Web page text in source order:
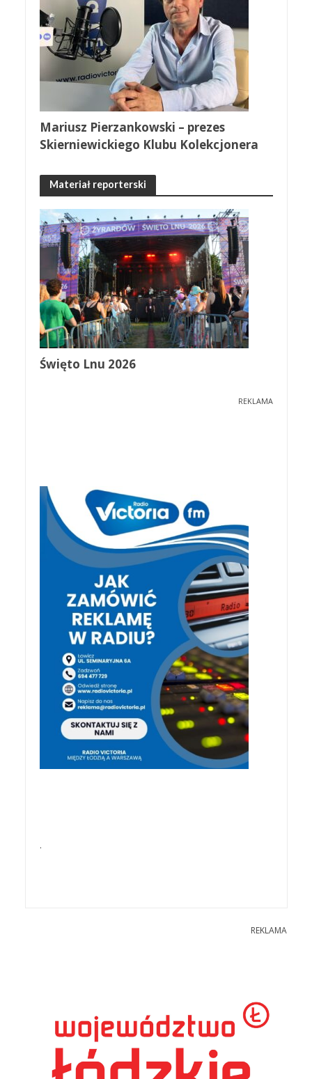
Mariusz Pierzankowski – prezes
Skierniewickiego Klubu Kolekcjonera
Materiał reporterski
Święto Lnu 2026
REKLAMA
.
REKLAMA